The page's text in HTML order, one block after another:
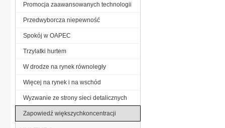
Promocja zaawansowanych technologii
Przedwyborcza niepewność
Spokój w OAPEC
Trzylatki hurtem
W drodze na rynek równoległy
Więcej na rynek i na wschód
Wyzwanie ze strony sieci detalicznych
Zapowiedź większychkoncentracji